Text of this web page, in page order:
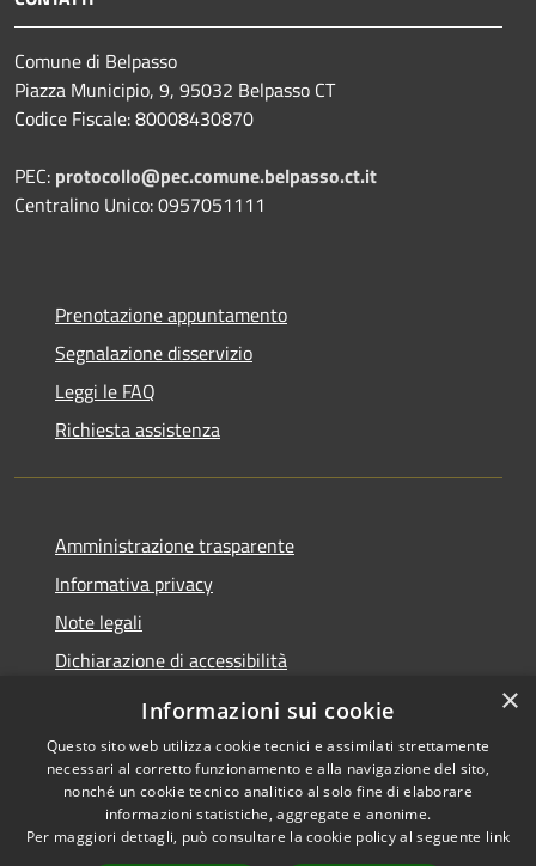
Comune di Belpasso
Piazza Municipio, 9, 95032 Belpasso CT
Codice Fiscale: 80008430870
PEC: protocollo@pec.comune.belpasso.ct.it
Centralino Unico: 0957051111
Prenotazione appuntamento
Segnalazione disservizio
Leggi le FAQ
Richiesta assistenza
Amministrazione trasparente
Informativa privacy
Note legali
Dichiarazione di accessibilità
RSS
Accessibilità
Privacy
Copyright © 2026 • Comune di
Belpasso • Powered by
Municipium•Accesso
×
Informazioni sui cookie
Questo sito web utilizza cookie tecnici e assimilati strettamente
necessari al corretto funzionamento e alla navigazione del sito,
nonché un cookie tecnico analitico al solo fine di elaborare
informazioni statistiche, aggregate e anonime.
Per maggiori dettagli, può consultare la cookie policy al seguente link